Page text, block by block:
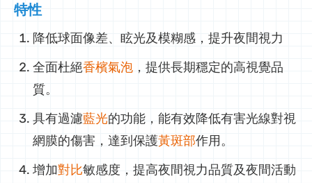
特性
降低球面像差、眩光及模糊感，提升夜間視力
全面杜絕香檳氣泡 ，提供長期穩定的高視覺品
質。
具有過濾藍光的功能，能有效降低有害光線對視
網膜的傷害，達到保護黃斑部作用。
增加對比敏感度，提高夜間視力品質及夜間活動